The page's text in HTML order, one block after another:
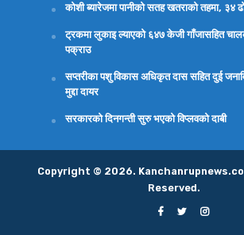
कोशी ब्यारेजमा पानीको सतह खतराको तहमा, ३४
ट्रकमा लुकाइ ल्याएको ६४७ केजी गाँजासहित
पक्राउ
सप्तरीका पशु विकास अधिकृत दास सहित दुई
मुद्दा दायर
सरकारको दिनगन्ती सुरु भएको विप्लवको दाबी
Copyright © 2026.
Reserved.